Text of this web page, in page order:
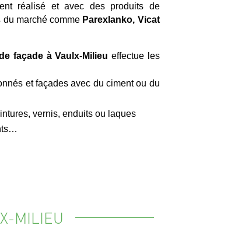
réalisé et avec des produits de
marché comme Parexlanko, Vicat
façade à Vaulx-Milieu effectue les
et façades avec du ciment ou du
vernis, enduits ou laques
MILIEU